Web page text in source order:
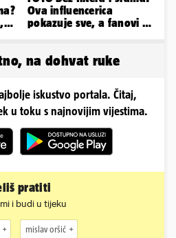
Ova influencerica
pokazuje sve, a fanovi je
na dohvat ruke
iskustvo portala. Čitaj,
u toku s najnovijim vijestima.
pratiti
i budi u tijeku
mislav oršić